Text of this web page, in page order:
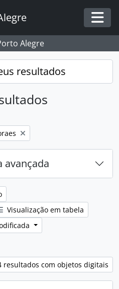
Alegre
resultados
avançada
Visualização em tabela
resultados com objetos digitais